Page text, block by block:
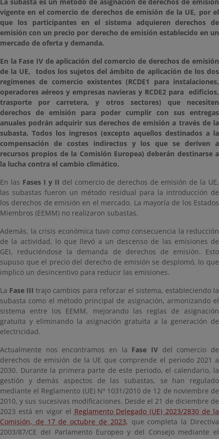
vigente en el comercio de derechos de emisión de la UE, por el
que los participantes en el sistema adquieren derechos de
emisión con un precio por derecho de emisión establecido en un
mercado de oferta y demanda.
En la Fase IV de aplicación del comercio de derechos de emisión
de la UE, todos los sujetos del ámbito de aplicación de los dos
regímenes de comercio existentes (RCDE1 para instalaciones,
operadores aéreos y empresas navieras y RCDE2 para edificios,
trasporte por carretera, y otros sectores) que necesiten
derechos de emisión para poder cumplir con sus entregas
anuales podrán adquirir sus derechos de emisión a través de la
subasta. Todos los ingresos (excepto aquellos destinados a la
compensación de costes indirectos y los que se deriven a
recursos propios de la Comisión Europea) deberán destinarse a
la lucha contra el cambio climático.
En las Fases I y II del comercio de derechos de emisión de la UE,
las subastas fueron un método residual para la introducción de
los derechos de emisión en el mercado. La mayoría de los Estados
Miembros (EEMM) no realizaron subastas.
Además, la crisis económica tuvo como consecuencia la reducción
de la actividad, lo que llevó a un descenso de las emisiones de
GEI, reduciéndose la demanda de derechos de emisión. Esto
supuso que el precio del derecho de emisión se desplomó, lo que
implicó un desincentivo para reducir las emisiones.
La Fase IIItrajo cambios para reforzar el sistema, estableciendo la
subasta como el método principal de asignación, armonizando el
sistema entre los EEMM, mejorando las reglas de asignación
gratuita y eliminando la asignación gratuita a la generación de
electricidad.
Actualmente nos encontramos en la Fase IV del comercio de
derechos de emisión de la UE que comprende el periodo 2021 a
2030. Durante la primera parte de este periodo, el calendario, la
gestión y demás aspectos de las subastas, se han regulado
mediante el Reglamento (UE) Nº 1031/2010 de 12 de noviembre de
2010, y sus sucesivas modificaciones. Desde el 21 de diciembre de
2023 está en vigor el Reglamento Delegado (UE) 2023/2830 de la
Comisión, de 17 de octubre de 2023, que completa la Directiva
2003/87/CE del Parlamento Europeo y del Consejo mediante el